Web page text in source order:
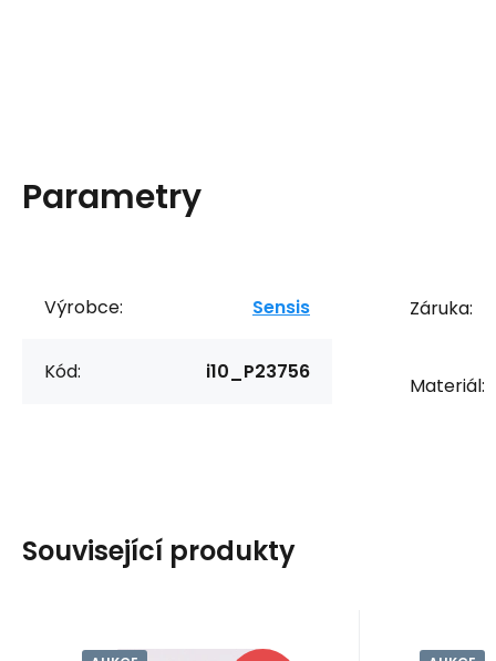
Parametry
Výrobce: Sensis
Kód: i10_P23756
Záruka:
Materiál:
Související produkty